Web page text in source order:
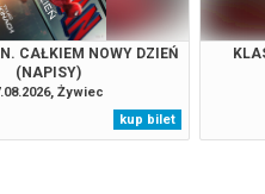
CAŁKIEM NOWY DZIEŃ
(NAPISY)
Żywiec
kup bilet